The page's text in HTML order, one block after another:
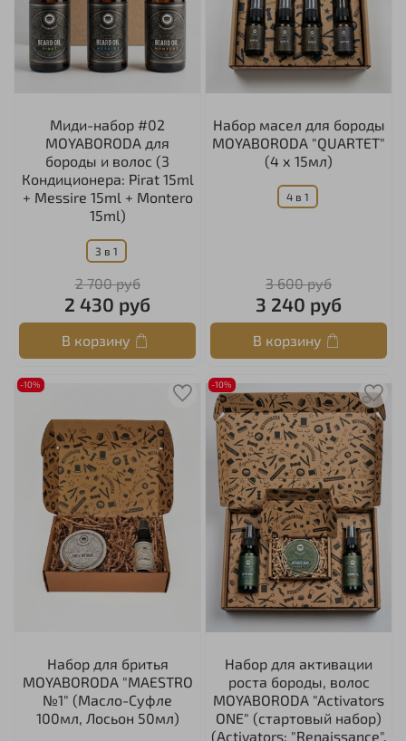
Миди-набор #02
MOYABORODA для
бороды и волос (3
Кондиционера: Pirat 15ml
+ Messire 15ml + Montero
15ml)
3 в 1
2 700 руб
2 430 руб
В корзину
Набор масел для бороды
MOYABORODA "QUARTET"
(4 х 15мл)
4 в 1
3 600 руб
3 240 руб
В корзину
-10%
Набор для бритья
MOYABORODA "MAESTRO
№1" (Масло-Суфле
100мл, Лосьон 50мл)
-10%
Набор для активации
роста бороды, волос
MOYABORODA "Activators
ONE" (стартовый набор)
(Activators: "Renaissance",